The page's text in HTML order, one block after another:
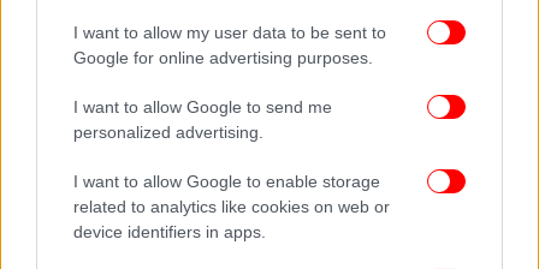
I want to allow my user data to be sent to
Google for online advertising purposes.
I want to allow Google to send me
personalized advertising.
I want to allow Google to enable storage
related to analytics like cookies on web or
device identifiers in apps.
από την Ελλάδα και τον Κόσμο,
ΔΙΑΒΑΣΤΕ ΠΕΡΙΣΣΟΤΕΡΑ ΒΌΛΟΣ ΠΑΡΆΣΥΡΣΗ
ΔΙΚΥΚΛΙΣΤΉΣ